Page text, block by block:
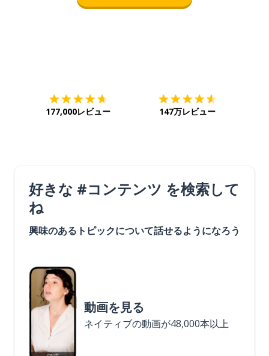
177,000レビュー 147万レビュー
好きな #コンテンツ を検索して
ね
興味のあるトピックについて話せるようになろう
動画を見る
ネイティブの動画が48,000本以上